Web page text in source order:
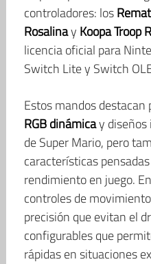
controladores: los
Rosalinay Koopa Troop
licencia oficial para
Switch Lite y Switch
Estos mandos
RGB dinámicay diseños
de Super Mario, pero
características
rendimiento en juego.
controles de
precisión que evitan el
configurables que
rápidas en situaciones